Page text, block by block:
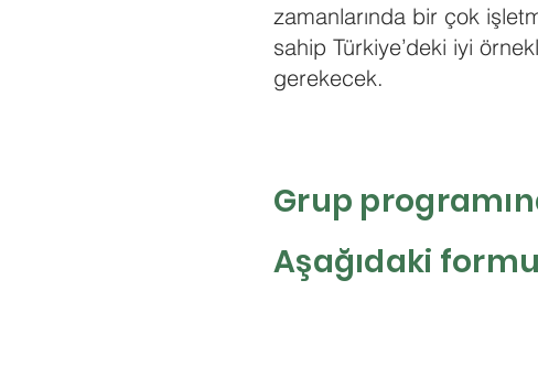
zamanlarında bir çok
sahip Türkiye’deki iyi
gerekecek.
Grup
Aşağıdaki